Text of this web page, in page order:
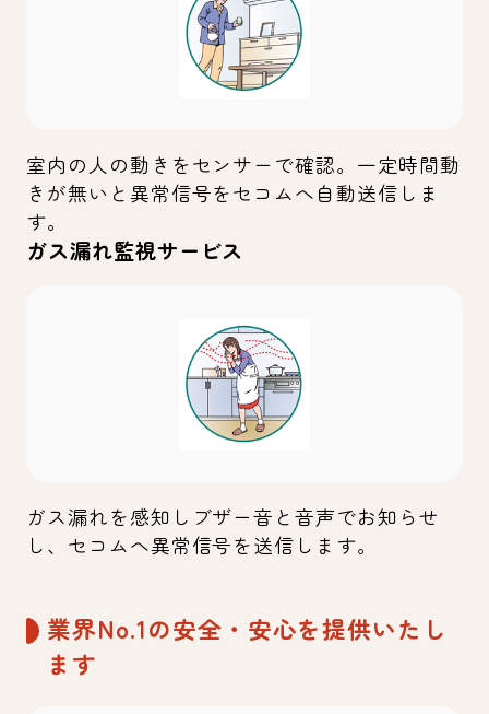
室内の人の動きをセンサーで確認。一定時間動
きが無いと異常信号をセコムへ自動送信しま
す。
ガス漏れ監視サービス
ガス漏れを感知しブザー音と音声でお知らせ
し、セコムへ異常信号を送信します。
業界No.1の安全・安心を提供いたし
ます